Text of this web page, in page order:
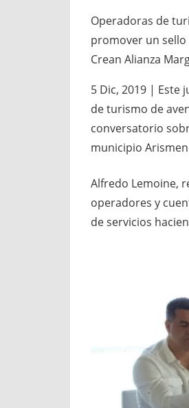
Operadoras de
promover un sello
Crean Alianza
5 Dic, 2019 | Este
de turismo de
conversatorio
municipio
Alfredo Lemoine,
operadores y
de servicios